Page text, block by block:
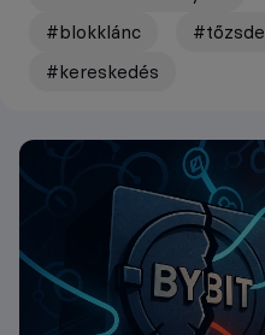
#blokklánc
#tőzsde
#kereskedés